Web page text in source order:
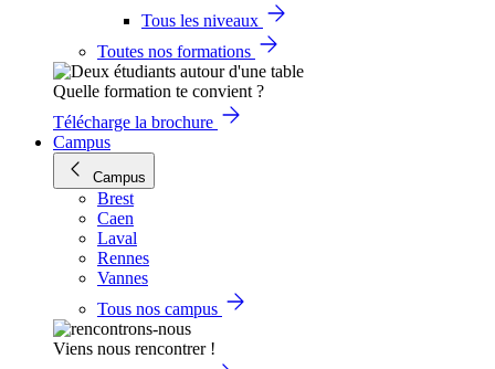
Tous les niveaux
Toutes nos formations
Quelle formation te convient ?
Télécharge la brochure
Campus
Campus
Brest
Caen
Laval
Rennes
Vannes
Tous nos campus
Viens nous rencontrer !